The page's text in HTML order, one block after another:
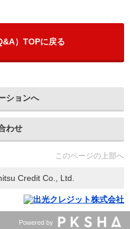
）TOPに戻る
ションへ
わせ
このページの上部へ
Powered by